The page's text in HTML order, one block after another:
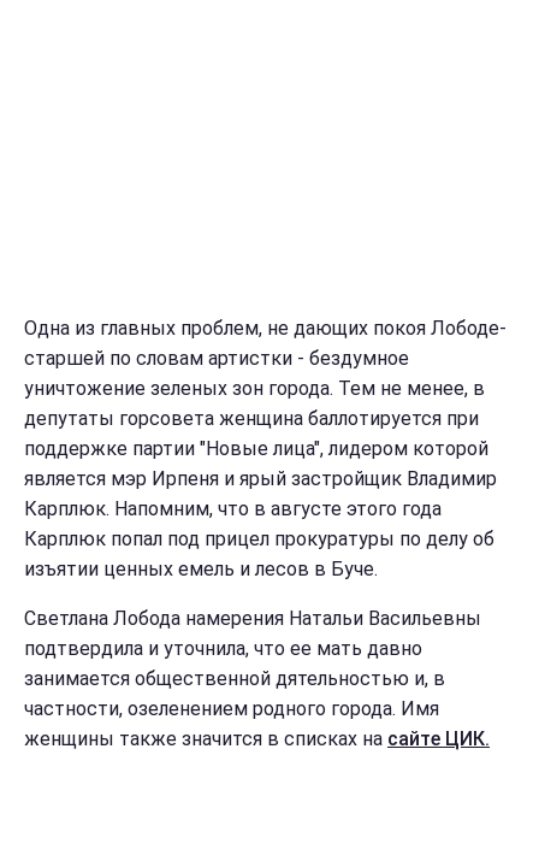
Одна из главных проблем, не дающих покоя Лободе-
старшей по словам артистки - бездумное
уничтожение зеленых зон города. Тем не менее, в
депутаты горсовета женщина баллотируется при
поддержке партии "Новые лица", лидером которой
является мэр Ирпеня и ярый застройщик Владимир
Карплюк. Напомним, что в августе этого года
Карплюк попал под прицел прокуратуры по делу об
изъятии ценных емель и лесов в Буче.
Светлана Лобода намерения Натальи Васильевны
подтвердила и уточнила, что ее мать давно
занимается общественной дятельностью и, в
частности, озеленением родного города. Имя
женщины также значится в списках на сайте ЦИК.